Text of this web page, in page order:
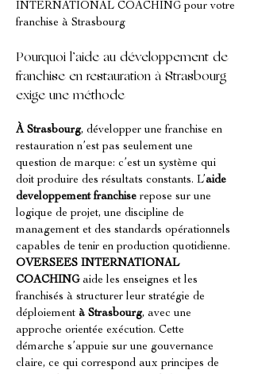
INTERNATIONAL COACHING pour votre
franchise à Strasbourg
Pourquoi l’aide au développement de
franchise en restauration à Strasbourg
exige une méthode
À Strasbourg, développer une franchise en
restauration n’est pas seulement une
question de marque: c’est un système qui
doit produire des résultats constants. L’aide
developpement franchise repose sur une
logique de projet, une discipline de
management et des standards opérationnels
capables de tenir en production quotidienne.
OVERSEES INTERNATIONAL
COACHING aide les enseignes et les
franchisés à structurer leur stratégie de
déploiement à Strasbourg, avec une
approche orientée exécution. Cette
démarche s’appuie sur une gouvernance
claire, ce qui correspond aux principes de